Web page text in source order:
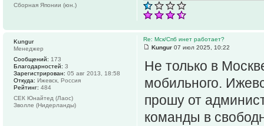
Сборная Японии (юн.)
Re: Мск/Спб инет работает?
Kungur 07 июл 2025, 10:22
Не только в
мобильного.
прошу от
команды в
Kungur
Менеджер
Сообщений: 173
Благодарностей: 3
Зарегистрирован: 05 авг 2013, 18:58
Откуда: Ижевск, Россия
Рейтинг: 484
СЕК Юнайтед (Лаос)
Зволле (Нидерланды)